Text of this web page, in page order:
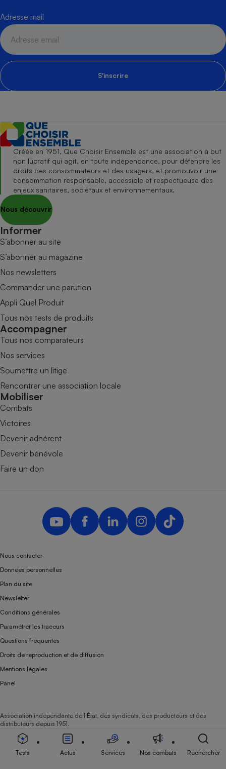
Adresse mail
S'inscrire
Créée en 1951, Que Choisir Ensemble est une association à but
non lucratif qui agit, en toute indépendance, pour défendre les
droits des consommateurs et des usagers, et promouvoir une
consommation responsable, accessible et respectueuse des
enjeux sanitaires, sociétaux et environnementaux.
Nous découvrir
Informer
S’abonner au site
S’abonner au magazine
Nos newsletters
Commander une parution
Appli Quel Produit
Tous nos tests de produits
Accompagner
Tous nos comparateurs
Nos services
Soumettre un litige
Rencontrer une association locale
Mobiliser
Combats
Victoires
Devenir adhérent
Devenir bénévole
Faire un don
Nous contacter
Données personnelles
Plan du site
Newsletter
Conditions générales
Paramétrer les traceurs
Questions fréquentes
Droits de reproduction et de diffusion
Mentions légales
Panel
Association indépendante de l’État, des syndicats, des producteurs et des
distributeurs depuis 1951.
Tests Actus Services Nos combats Rechercher